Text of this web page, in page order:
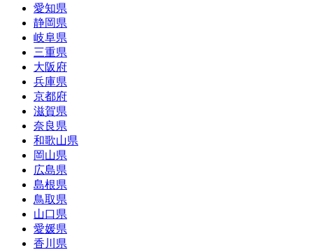
愛知県
静岡県
岐阜県
三重県
大阪府
兵庫県
京都府
滋賀県
奈良県
和歌山県
岡山県
広島県
島根県
鳥取県
山口県
愛媛県
香川県